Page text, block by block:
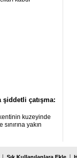
şiddetli çatışma:
kuzeyinde
yakın